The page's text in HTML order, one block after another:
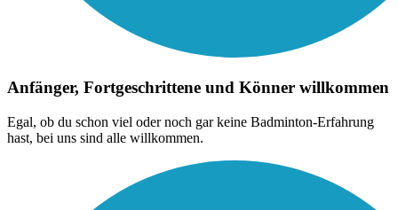
Anfänger, Fortgeschrittene und Könner willkommen
Egal, ob du schon viel oder noch gar keine Badminton-Erfahrung
hast, bei uns sind alle willkommen.